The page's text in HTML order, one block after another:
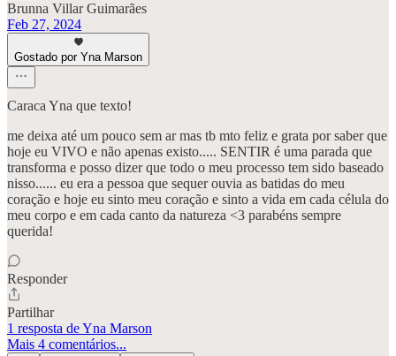
Brunna Villar Guimarães
Feb 27, 2024
Gostado por Yna Marson
Caraca Yna que texto!
me deixa até um pouco sem ar mas tb mto feliz e grata por saber que
hoje eu VIVO e não apenas existo..... SENTIR é uma parada que
transforma e posso dizer que todo o meu processo tem sido baseado
nisso...... eu era a pessoa que sequer ouvia as batidas do meu
coração e hoje eu sinto meu coração e sinto a vida em cada célula do
meu corpo e em cada canto da natureza <3 parabéns sempre
querida!
Responder
Partilhar
1 resposta de Yna Marson
Mais 4 comentários...